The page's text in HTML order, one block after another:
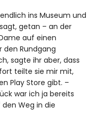
ins Museum und
getan – an der
auf einen
den Rundgang
sagte ihr aber, dass
teilte sie mir mit,
Play Store gibt. –
war ich ja bereits
Weg in die